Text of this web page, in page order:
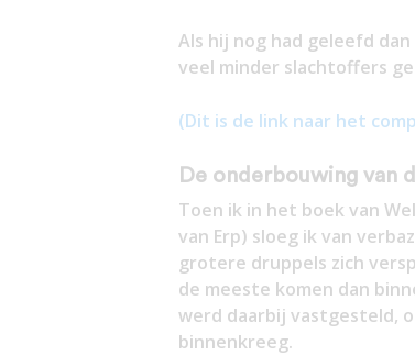
Als hij nog had geleefd
veel minder slachtoffers
(Dit is de link naar het
De onderbouwing van
Toen ik in het boek van
van Erp) sloeg ik van
grotere druppels zich
de meeste komen dan
werd daarbij vastgesteld,
binnenkreeg.